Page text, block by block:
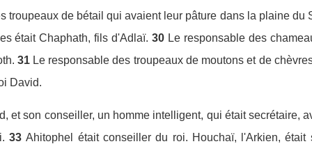
troupeaux de bétail qui avaient leur pâture dans la plaine du
était Chaphath, fils d'Adlaï. 30 Le responsable des
31 Le responsable des troupeaux de moutons et de
David.
et son conseiller, un homme intelligent, qui était secrétaire,
33 Ahitophel était conseiller du roi. Houchaï, l'Arkien, était